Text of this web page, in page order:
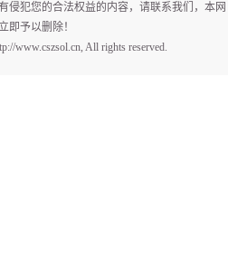
侵犯您的合法权益的内容，请联系我们，本网
即予以删除！
www.cszsol.cn, All rights reserved.